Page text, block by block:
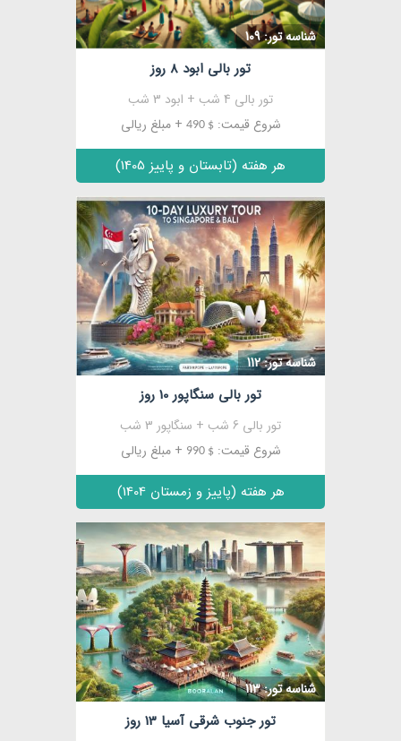
شناسه تور: 109
تور بالی ابود 8 روز
تور بالی 4 شب + ابود 3 شب
شروع قیمت: $ 490 + مبلغ ریالی
هر هفته (تابستان و پاییز 1405)
شناسه تور: 112
تور بالی سنگاپور 10 روز
تور بالی 6 شب + سنگاپور 3 شب
شروع قیمت: $ 990 + مبلغ ریالی
هر هفته (پاییز و زمستان 1404)
شناسه تور: 113
تور جنوب شرقی آسیا 13 روز